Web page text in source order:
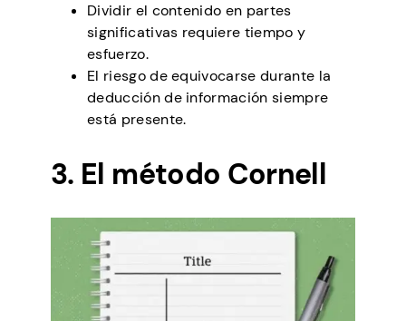
Dividir el contenido en partes
significativas requiere tiempo y
esfuerzo.
El riesgo de equivocarse durante la
deducción de información siempre
está presente.
3. El método Cornell